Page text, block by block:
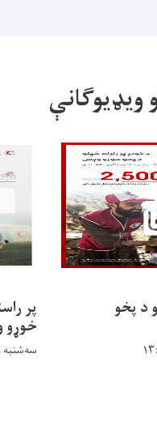
د پخو پر
سه‌شنبه ۱۴۰۴/۶/۱۸ - ۱۰:۲۳